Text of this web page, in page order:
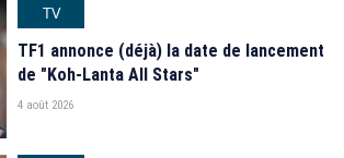
TV
TF1 annonce (déjà) la date de lancement
de "Koh-Lanta All Stars"
4 août 2026